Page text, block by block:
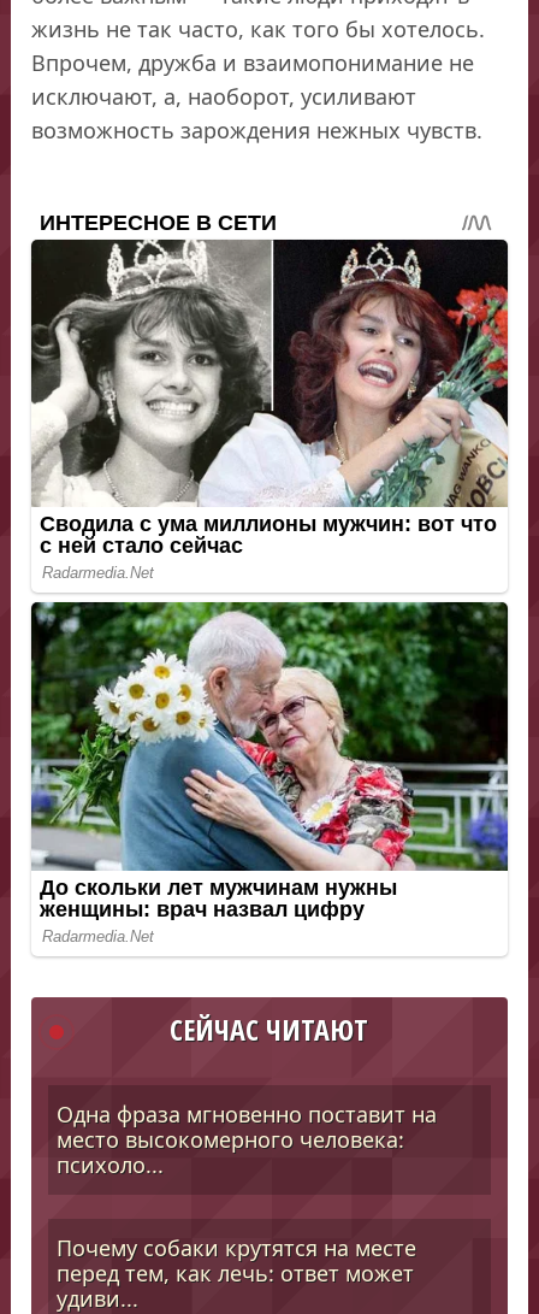
жизнь не так часто, как того бы хотелось.
Впрочем, дружба и взаимопонимание не
исключают, а, наоборот, усиливают
возможность зарождения нежных чувств.
СЕЙЧАС ЧИТАЮТ
Одна фраза мгновенно поставит на
место высокомерного человека:
психоло...
Почему собаки крутятся на месте
перед тем, как лечь: ответ может
удиви...